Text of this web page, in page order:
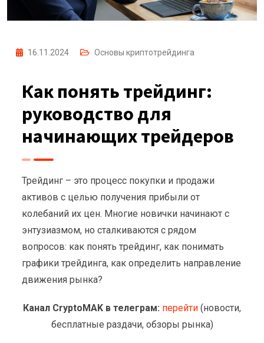
16.11.2024 Основы криптотрейдинга
Как понять трейдинг:
руководство для
начинающих трейдеров
Трейдинг – это процесс покупки и продажи
активов с целью получения прибыли от
колебаний их цен. Многие новички начинают с
энтузиазмом, но сталкиваются с рядом
вопросов: как понять трейдинг, как понимать
графики трейдинга, как определить направление
движения рынка?
Канал CryptoMAK в телеграм: перейти (новости,
бесплатные раздачи, обзоры рынка)